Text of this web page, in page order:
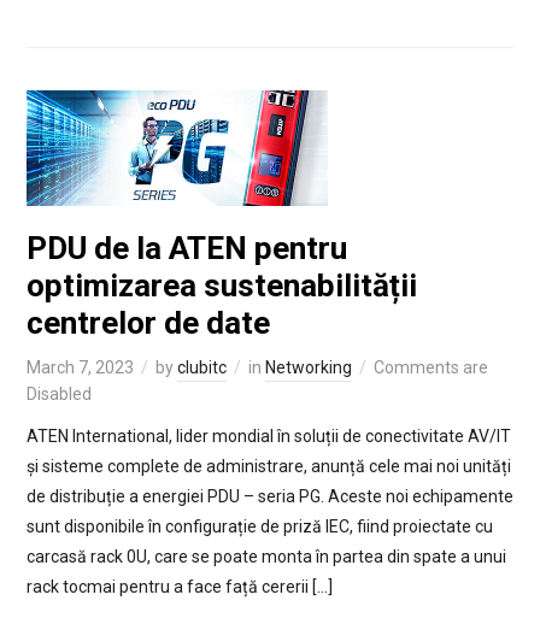
PDU de la ATEN pentru
optimizarea sustenabilității
centrelor de date
March 7, 2023 byclubitc in Networking
Comments are
Disabled
ATEN International, lider mondial în soluții de conectivitate AV/IT
și sisteme complete de administrare, anunță cele mai noi unități
de distribuție a energiei PDU – seria PG. Aceste noi echipamente
sunt disponibile în configurație de priză IEC, fiind proiectate cu
carcasă rack 0U, care se poate monta în partea din spate a unui
rack tocmai pentru a face față cererii […]